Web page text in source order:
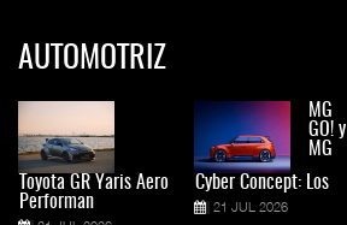
AUTOMOTRIZ
Toyota GR Yaris Aero
Performan
MG
GO! y
MG
Cyber Concept: Los
21 JUL 2026